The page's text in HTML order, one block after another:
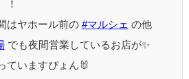
！
はヤホール前の #マルシェ の他
でも夜間営業しているお店が✨
ていますぴょん🐰